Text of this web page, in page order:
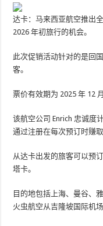
达卡：马来西亚航空推出
2026 年初旅行的机会。
此次促销活动针对的是回
客。
票价有效期为 2025 年 12
该航空公司 Enrich 忠诚度
通过注册在每次预订时赚取
从达卡出发的旅客可以预
塔卡。
目的地包括上海、曼谷、
火虫航空从吉隆坡国际机